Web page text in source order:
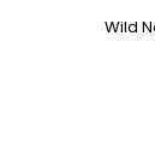
Wild